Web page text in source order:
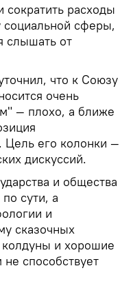
расходы
социальной сферы,
слышать от
что к Союзу
очень
— плохо, а ближе
Цель его колонки —
дискуссий.
и общества
сути, а
и
сказочных
колдуны и хорошие
способствует